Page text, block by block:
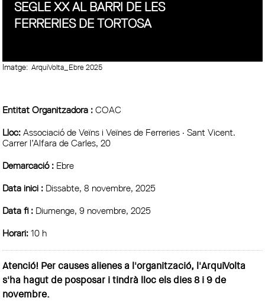
SEGLE XX AL BARRI DE LES
FERRERIES DE TORTOSA
Imatge: ArquiVolta_Ebre 2025
Entitat Organitzadora :COAC
Lloc:Associació de Veïns i Veïnes de Ferreries · Sant Vicent.
Carrer l’Alfara de Carles, 20
Demarcació : Ebre
Data inici : Dissabte, 8 novembre, 2025
Data fi : Diumenge, 9 novembre, 2025
Horari:10 h
Atenció! Per causes alienes a l'organització, l'ArquiVolta
s'ha hagut de posposar i tindrà lloc els dies 8 i 9 de
novembre.